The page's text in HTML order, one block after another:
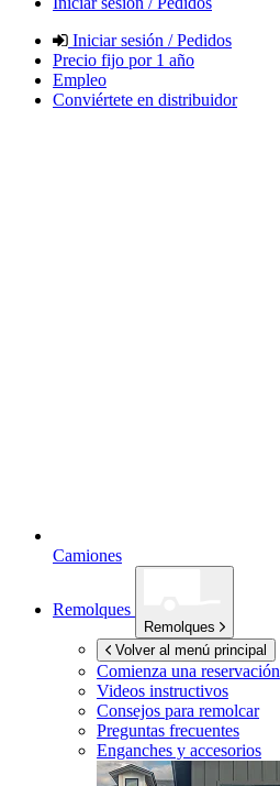
Iniciar sesión / Pedidos
Precio fijo por 1 año
Empleo
Conviértete en distribuidor
Camiones
Remolques
Remolques
Volver al menú principal
Comienza una reservación
Videos instructivos
Consejos para remolcar
Preguntas frecuentes
Enganches y accesorios